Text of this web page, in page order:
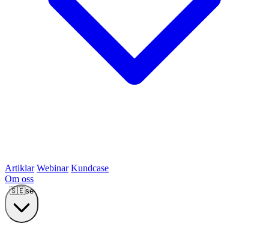
Artiklar Webinar Kundcase
Om oss
🇸🇪se